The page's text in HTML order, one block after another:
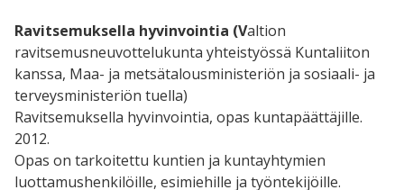
Ravitsemuksella hyvinvointia (Valtion
ravitsemusneuvottelukunta yhteistyössä Kuntaliiton
kanssa, Maa- ja metsätalousministeriön ja sosiaali- ja
terveysministeriön tuella)
Ravitsemuksella hyvinvointia, opas kuntapäättäjille.
2012.
Opas on tarkoitettu kuntien ja kuntayhtymien
luottamushenkilöille, esimiehille ja työntekijöille.